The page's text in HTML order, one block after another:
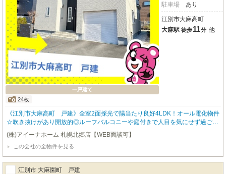
一戸建て
24枚
駐車場
あり
江別市大麻高町
大麻駅 徒歩11分 他
《江別市大麻高町 戸建》全室2面採光で陽当たり良好4LDK！オール電化物件
☆吹き抜けがあり開放的◎ルーフバルコニーや庭付きで人目を気にせず過ごせ
るスペース充実♪
(株)アイーナホーム 札幌北郷店【WEB面談可】
この会社の全物件を見る
江別市 大麻園町 戸建